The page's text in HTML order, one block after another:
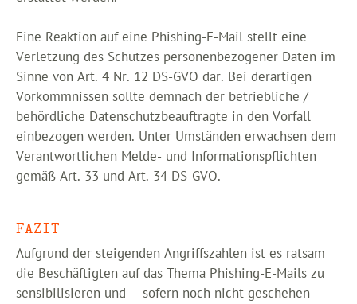
Eine Reaktion auf eine Phishing-E-Mail stellt eine
Verletzung des Schutzes personenbezogener Daten im
Sinne von Art. 4 Nr. 12 DS-GVO dar. Bei derartigen
Vorkommnissen sollte demnach der betriebliche /
behördliche Datenschutzbeauftragte in den Vorfall
einbezogen werden. Unter Umständen erwachsen dem
Verantwortlichen Melde- und Informationspflichten
gemäß Art. 33 und Art. 34 DS-GVO.
FAZIT
Aufgrund der steigenden Angriffszahlen ist es ratsam
die Beschäftigten auf das Thema Phishing-E-Mails zu
sensibilisieren und – sofern noch nicht geschehen –